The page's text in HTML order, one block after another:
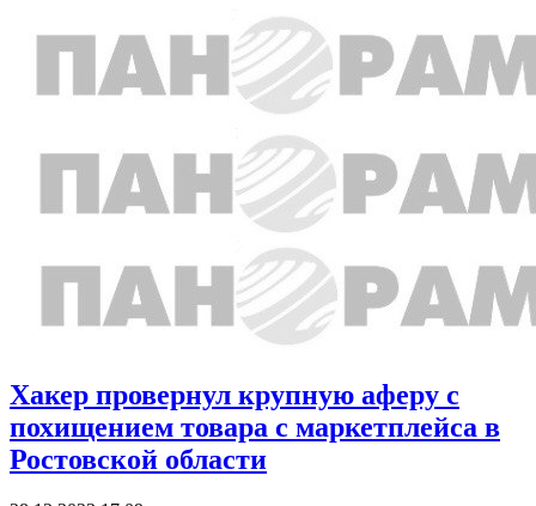
Хакер провернул крупную аферу с
похищением товара с маркетплейса в
Ростовской области